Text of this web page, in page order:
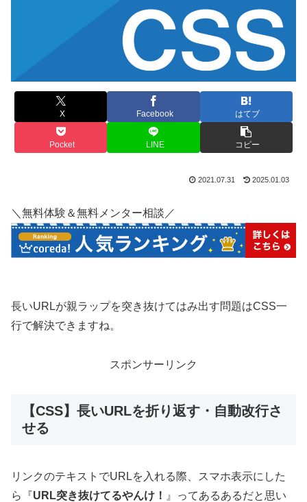
X Facebook はてブ
Pocket LINE コピー
2021.07.31 2025.01.03
＼無料体験＆無料メンター相談／
長いURLが親ラップを突き抜けてはみ出す問題はCSS一
行で解決できますね。
スポンサーリンク
【CSS】長いURLを折り返す・自動改行さ
せる
リンクのテキストでURLを入れる際、スマホ表示にした
ら『URL突き抜けてるやんけ！ 』ってあるあるだと思い